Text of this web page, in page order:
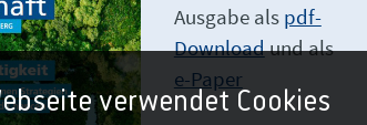
Ausgabe als pdf-
Downloadund als
e-Paper
verwendet Cookies